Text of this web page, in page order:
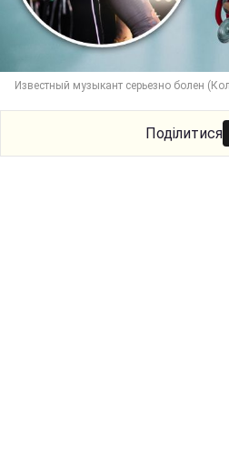
Известный музыкант серьезно болен
Поділитися